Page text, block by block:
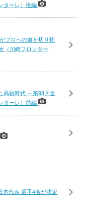
ターレ）後編
プロへの道を切り拓
（川崎フロンター
高校時代 ～第98回全
ターレ）前編
本代表 選手4名が決定